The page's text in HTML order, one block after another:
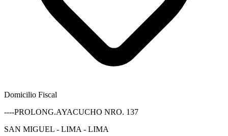
Domicilio Fiscal
----PROLONG.AYACUCHO NRO. 137
SAN MIGUEL - LIMA - LIMA